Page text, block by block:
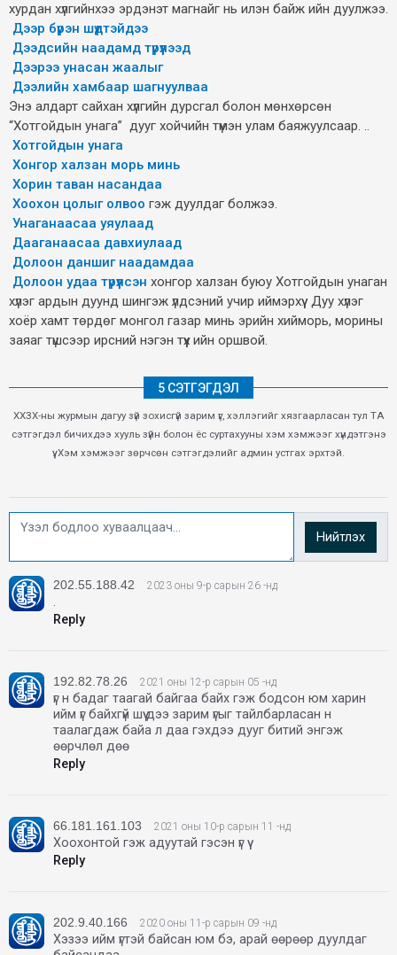
хурдан хүлгийнхээ эрдэнэт магнайг нь илэн байж ийн дуулжээ.
Дээр бүрэн шүдтэйдээ
Дээдсийн наадамд түрүүлээд
Дээрээ унасан жаалыг
Дээлийн хамбаар шагнуулваа
Энэ алдарт сайхан хүлгийн дурсгал болон мөнхөрсөн
“Хотгойдын унага” дууг хойчийн түмэн улам баяжуулсаар. ..
Хотгойдын унага
Хонгор халзан морь минь
Хорин таван насандаа
Хоохон цолыг олвоо гэж дуулдаг болжээ.
Унаганаасаа уяулаад
Дааганаасаа давхиулаад
Долоон даншиг наадамдаа
Долоон удаа түрүүлсэн хонгор халзан буюу Хотгойдын унаган
хүлэг ардын дуунд шингэж үлдсэний учир иймэрхүү. Дуу хүлэг
хоёр хамт төрдөг монгол газар минь эрийн хийморь, морины
заяаг түшсээр ирсний нэгэн түүх ийн оршвой.
5 СЭТГЭГДЭЛ
ХХЗХ-ны журмын дагуу зүй зохисгүй зарим үг, хэллэгийг хязгаарласан тул ТА
сэтгэгдэл бичихдээ хууль зүйн болон ёс суртахууны хэм хэмжээг хүндэтгэнэ
үү. Хэм хэмжээг зөрчсөн сэтгэгдэлийг админ устгах эрхтэй.
Нийтлэх
202.55.188.42 2023 оны 9-р сарын 26 -нд
.
Reply
192.82.78.26 2021 оны 12-р сарын 05 -нд
үг н бадаг таагай байгаа байх гэж бодсон юм харин
ийм үг байхгүй шүү дээ зарим үгыг тайлбарласан н
таалагдаж байа л даа гэхдээ дууг битий энгэж
өөрчлөл дөө
Reply
66.181.161.103 2021 оны 10-р сарын 11 -нд
Хоохонтой гэж адуутай гэсэн үг үү
Reply
202.9.40.166 2020 оны 11-р сарын 09 -нд
Хэзээ ийм үгтэй байсан юм бэ, арай өөрөөр дуулдаг